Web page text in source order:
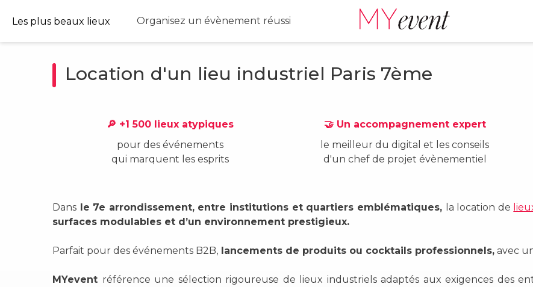
Les plus beaux lieux Organisez un évènement réussi
Location d'un lieu industriel Paris 7ème
🔎 +1 500 lieux atypiques
pour des événements
qui marquent les esprits
🤝 Un accompagnement expert
le meilleur du digital et les conseils
d'un chef de projet évènementiel
Dans le 7e arrondissement, entre institutions et quartiers emblématiques, la location de
surfaces modulables et d’un environnement prestigieux.
Parfait pour des événements B2B, lancements de produits ou cocktails professionnels, avec
MYevent référence une sélection rigoureuse de lieux industriels adaptés aux exigences des